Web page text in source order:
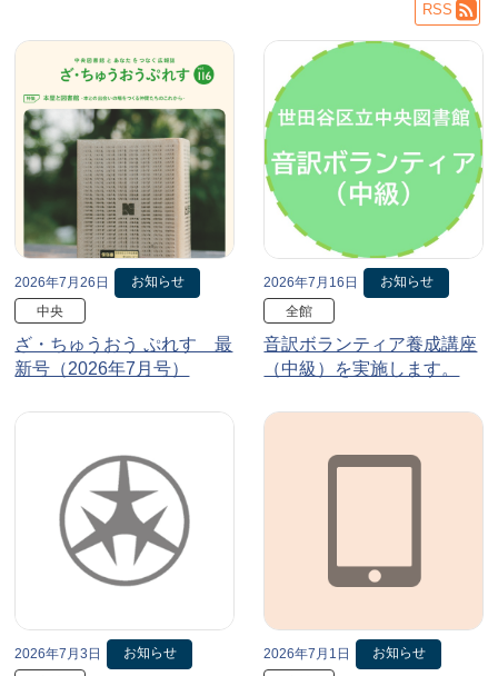
2026年7月26日
お知らせ
中央
ざ・ちゅうおう ぷれす 最
新号（2026年7月号）
2026年7月16日
お知らせ
全館
音訳ボランティア養成講座
（中級）を実施します。
2026年7月3日
お知らせ
2026年7月1日
お知らせ
RSS